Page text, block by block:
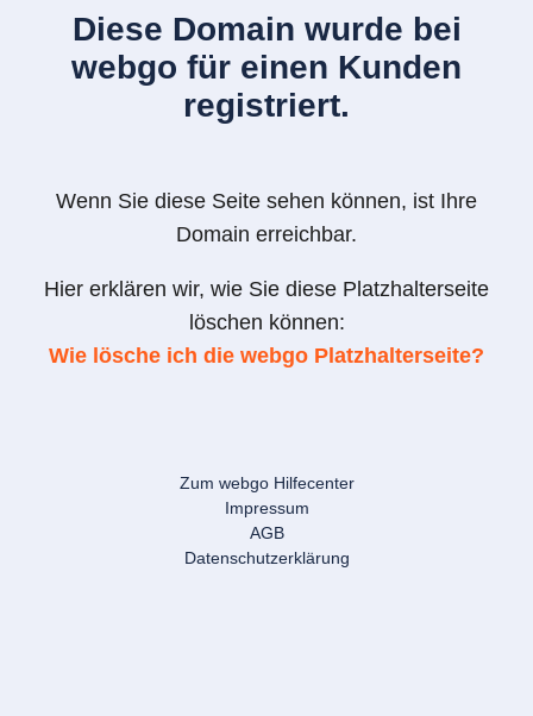
Diese Domain wurde bei
webgo für einen Kunden
registriert.
Wenn Sie diese Seite sehen können, ist Ihre
Domain erreichbar.
Hier erklären wir, wie Sie diese Platzhalterseite
löschen können:
Wie lösche ich die webgo Platzhalterseite?
Zum webgo Hilfecenter
Impressum
AGB
Datenschutzerklärung